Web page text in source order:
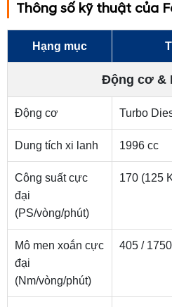
12V.
2.0L AT 4x2là một sự lột xác
chú trọng tối đa vào trải
của ghế ngồi và khả năng kết
gia đình hiện đại.
Vận hành của Ford
Xe sử dụng khối động cơ Turbo
tích xi lanh 1996 cc). Sản sinh
(125 KW) tại 3.500 vòng/phút
đạt 405 Nm tại dải vòng tua